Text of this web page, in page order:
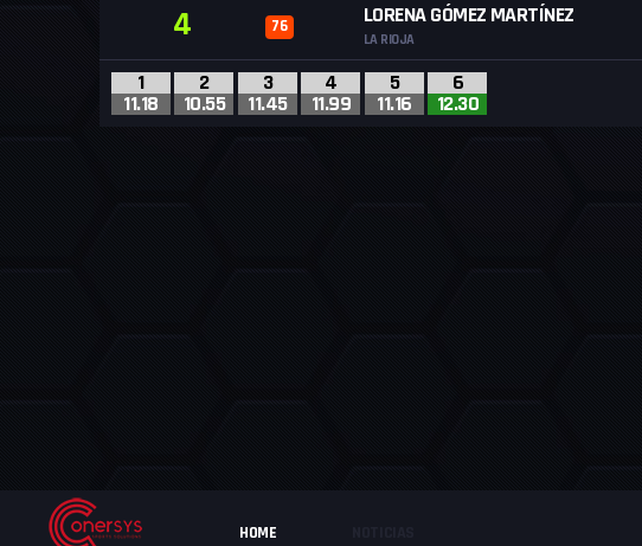
HOME
4 76 LORENA GÓMEZ MARTÍNEZ
LA RIOJA
1
11.18
2
10.55
3
11.45
4
11.99
5
11.16
6
12.30